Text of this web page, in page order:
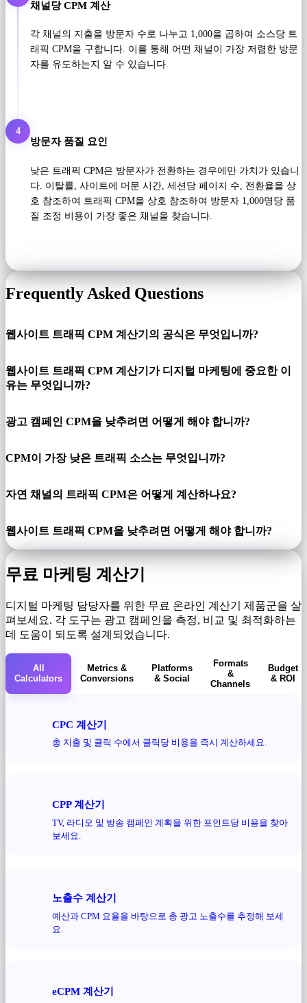
채널당 CPM 계산
각 채널의 지출을 방문자 수로 나누고 1,000을 곱하여 소스당 트
래픽 CPM을 구합니다. 이를 통해 어떤 채널이 가장 저렴한 방문
자를 유도하는지 알 수 있습니다.
4
방문자 품질 요인
낮은 트래픽 CPM은 방문자가 전환하는 경우에만 가치가 있습니
다. 이탈률, 사이트에 머문 시간, 세션당 페이지 수, 전환율을 상
호 참조하여 트래픽 CPM을 상호 참조하여 방문자 1,000명당 품
질 조정 비용이 가장 좋은 채널을 찾습니다.
Frequently Asked Questions
웹사이트 트래픽 CPM 계산기의 공식은 무엇입니까?
웹사이트 트래픽 CPM 계산기가 디지털 마케팅에 중요한 이
유는 무엇입니까?
광고 캠페인 CPM을 낮추려면 어떻게 해야 합니까?
CPM이 가장 낮은 트래픽 소스는 무엇입니까?
자연 채널의 트래픽 CPM은 어떻게 계산하나요?
웹사이트 트래픽 CPM을 낮추려면 어떻게 해야 합니까?
무료 마케팅 계산기
디지털 마케팅 담당자를 위한 무료 온라인 계산기 제품군을 살
펴보세요. 각 도구는 광고 캠페인을 측정, 비교 및 ​​최적화하는
데 도움이 되도록 설계되었습니다.
All
Calculators
Metrics &
Conversions
Platforms
& Social
Formats
&
Channels
Budget
& ROI
CPC 계산기
총 지출 및 클릭 수에서 클릭당 비용을 즉시 계산하세요.
CPP 계산기
TV, 라디오 및 방송 캠페인 계획을 위한 포인트당 비용을 찾아
보세요.
노출수 계산기
예산과 CPM 요율을 바탕으로 총 광고 노출수를 추정해 보세
요.
eCPM 계산기